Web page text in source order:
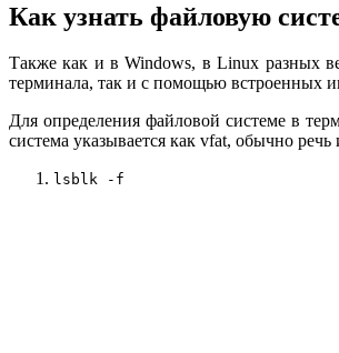
Как узнать файловую
Также как и в Windows, в Linux разных
терминала, так и с помощью встроенных
Для определения файловой системе в
система указывается как vfat, обычно речь
lsblk -f